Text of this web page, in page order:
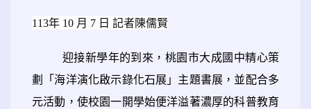
113年 10 月 7 日 記者陳儒賢
迎接新學年的到來，桃園市大成國中精心策
劃「海洋演化啟示錄化石展」主題書展，並配合多
元活動，使校園一開學始便洋溢著濃厚的科普教育